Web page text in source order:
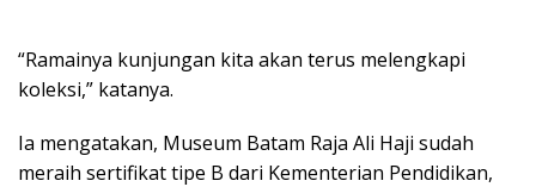
“Ramainya kunjungan kita akan terus melengkapi
koleksi,” katanya.
Ia mengatakan, Museum Batam Raja Ali Haji sudah
meraih sertifikat tipe B dari Kementerian Pendidikan,